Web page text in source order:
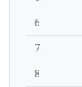
6.
7.
8.